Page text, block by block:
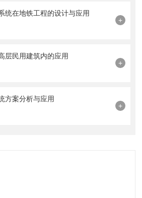
统在地铁工程的设计与应用
+
层民用建筑内的应用
+
方案分析与应用
+